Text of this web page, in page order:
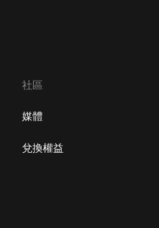
社區
媒體
兌換權益